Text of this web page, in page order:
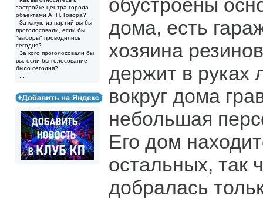
застройке центра города
объектами А. Н. Говора?
За какую из партий вы бы
проголосовали, если бы
"выборы" проводились
сегодня?
За кого проголосовали бы
вы, если бы голосование
было сегодня?
обустроены
дома, есть
хозяина
держит в руках
вокруг дома
небольшая
Его дом
остальных, так
добралась